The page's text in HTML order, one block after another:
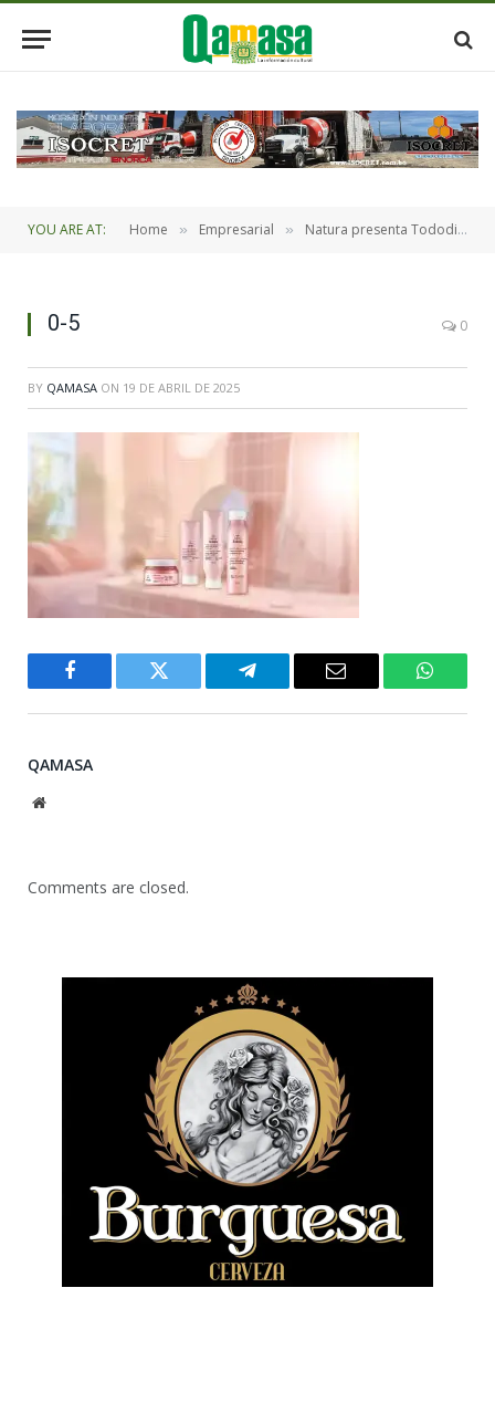
YOU ARE AT: Home » Empresarial » Natura presenta Tododia Cabellos en Bolivia
0-5 0
BY QAMASA ON 19 DE ABRIL DE 2025
Facebook Twitter Telegram Email
QAMASA
Website
Comments are closed.